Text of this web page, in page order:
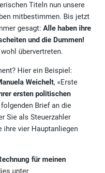
Titeln nun unsere
mitbestimmen. Bis jetzt
gesagt: Alle haben ihre
und die Dummen!
übervertreten.
Hier ein Beispiel:
Weichelt, «Erste
ersten politischen
Brief an die
Sie als Steuerzahler
ihre vier Hauptanliegen
für meinen
unter